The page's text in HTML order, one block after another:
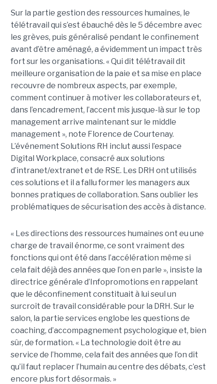
Sur la partie gestion des ressources humaines, le
télétravail qui s’est ébauché dès le 5 décembre avec
les grèves, puis généralisé pendant le confinement
avant d’être aménagé, a évidemment un impact très
fort sur les organisations. « Qui dit télétravail dit
meilleure organisation de la paie et sa mise en place
recouvre de nombreux aspects, par exemple,
comment continuer à motiver les collaborateurs et,
dans l’encadrement, l’accent mis jusque-là sur le top
management arrive maintenant sur le middle
management », note Florence de Courtenay.
L’événement Solutions RH inclut aussi l’espace
Digital Workplace, consacré aux solutions
d’intranet/extranet et de RSE. Les DRH ont utilisés
ces solutions et il a fallu former les managers aux
bonnes pratiques de collaboration. Sans oublier les
problématiques de sécurisation des accès à distance.
« Les directions des ressources humaines ont eu une
charge de travail énorme, ce sont vraiment des
fonctions qui ont été dans l’accélération même si
cela fait déjà des années que l’on en parle », insiste la
directrice générale d’Infopromotions en rappelant
que le déconfinement constituait à lui seul un
surcroît de travail considérable pour la DRH. Sur le
salon, la partie services englobe les questions de
coaching, d’accompagnement psychologique et, bien
sûr, de formation. « La technologie doit être au
service de l’homme, cela fait des années que l’on dit
qu’il faut replacer l’humain au centre des débats, c’est
encore plus fort désormais. »